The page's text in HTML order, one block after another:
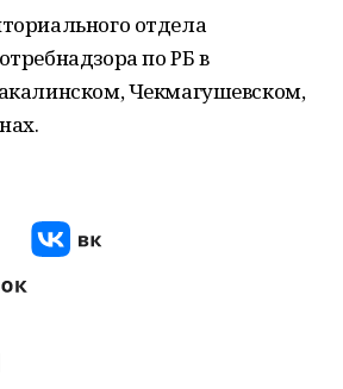
отдела
по РБ в
Чекмагушевском,